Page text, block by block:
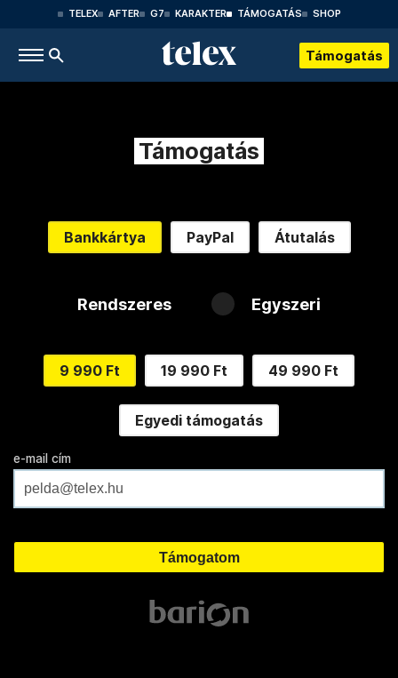
TELEX AFTER G7 KARAKTER TÁMOGATÁS SHOP
Támogatás
Támogatás
Bankkártya PayPal Átutalás
Rendszeres Egyszeri
9 990 Ft 19 990 Ft 49 990 Ft
Egyedi támogatás
e-mail cím